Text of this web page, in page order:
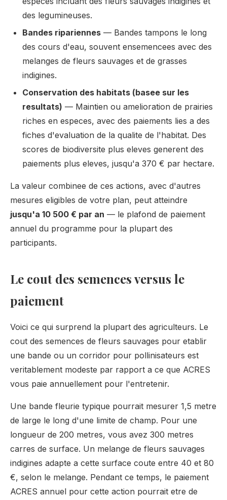
des legumineuses.
Bandes ripariennes — Bandes tampons le long
des cours d'eau, souvent ensemencees avec des
melanges de fleurs sauvages et de grasses
indigines.
Conservation des habitats (basee sur les
resultats) — Maintien ou amelioration de prairies
riches en especes, avec des paiements lies a des
fiches d'evaluation de la qualite de l'habitat. Des
scores de biodiversite plus eleves generent des
paiements plus eleves, jusqu'a 370 € par hectare.
La valeur combinee de ces actions, avec d'autres
mesures eligibles de votre plan, peut atteindre
jusqu'a 10 500 € par an — le plafond de paiement
annuel du programme pour la plupart des
participants.
Le cout des semences versus le
paiement
Voici ce qui surprend la plupart des agriculteurs. Le
cout des semences de fleurs sauvages pour etablir
une bande ou un corridor pour pollinisateurs est
veritablement modeste par rapport a ce que ACRES
vous paie annuellement pour l'entretenir.
Une bande fleurie typique pourrait mesurer 1,5 metre
de large le long d'une limite de champ. Pour une
longueur de 200 metres, vous avez 300 metres
carres de surface. Un melange de fleurs sauvages
indigines adapte a cette surface coute entre 40 et 80
€, selon le melange. Pendant ce temps, le paiement
ACRES annuel pour cette action pourrait etre de